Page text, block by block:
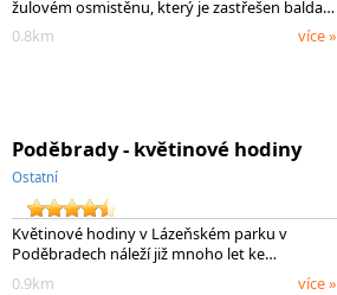
žulovém osmistěnu, který je zastřešen balda…
0.8km
více »
Poděbrady - květinové hodiny
Ostatní
Květinové hodiny v Lázeňském parku v
Poděbradech náleží již mnoho let ke…
0.9km
více »